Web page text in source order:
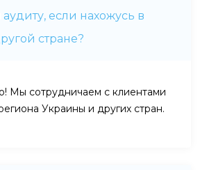
аудиту, если нахожусь в
стране?
Мы сотрудничаем с клиентами
Украины и других стран.